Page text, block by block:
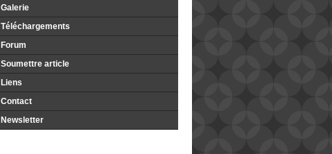
Galerie
Téléchargements
Forum
Soumettre article
Liens
Contact
Newsletter